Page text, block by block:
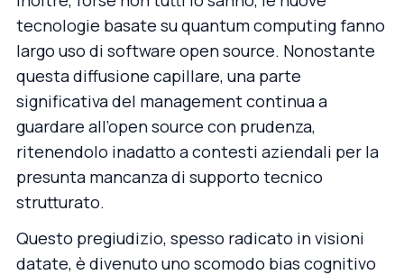
tecnologie basate su quantum computing fanno
largo uso di software open source. Nonostante
questa diffusione capillare, una parte
significativa del management continua a
guardare all’open source con prudenza,
ritenendolo inadatto a contesti aziendali per la
presunta mancanza di supporto tecnico
strutturato.
Questo pregiudizio, spesso radicato in visioni
datate, è divenuto uno scomodo bias cognitivo